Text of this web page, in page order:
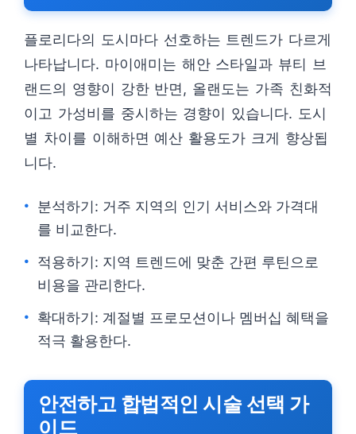
플로리다의 도시마다 선호하는 트렌드가 다르게
나타납니다. 마이애미는 해안 스타일과 뷰티 브
랜드의 영향이 강한 반면, 올랜도는 가족 친화적
이고 가성비를 중시하는 경향이 있습니다. 도시
별 차이를 이해하면 예산 활용도가 크게 향상됩
니다.
분석하기: 거주 지역의 인기 서비스와 가격대
를 비교한다.
적용하기: 지역 트렌드에 맞춘 간편 루틴으로
비용을 관리한다.
확대하기: 계절별 프로모션이나 멤버십 혜택을
적극 활용한다.
안전하고 합법적인 시술 선택 가
이드